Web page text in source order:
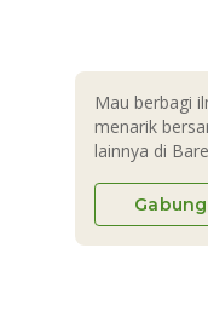
Mau berbagi
menarik
lainnya di